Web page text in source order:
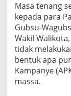
Masa tenang
kepada para
Gubsu-
Wakil
tidak
bentuk apa
Kampanye
massa.